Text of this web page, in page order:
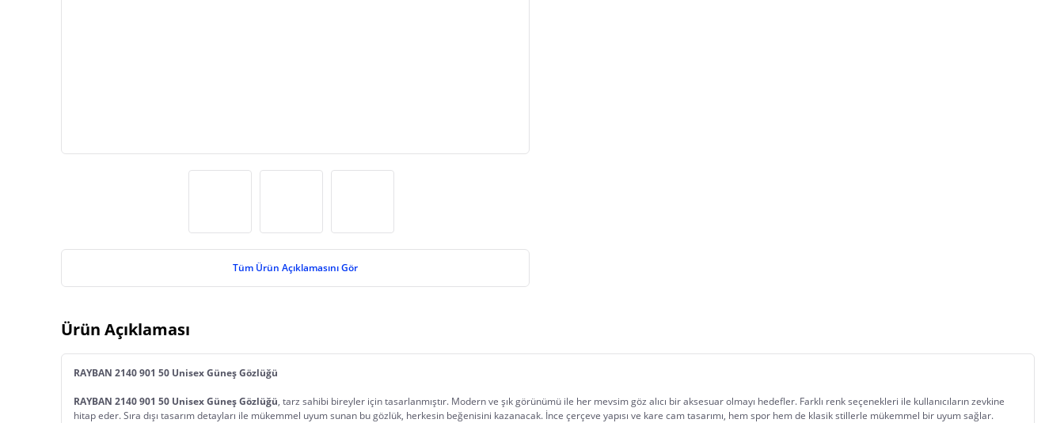
Tüm Ürün Açıklamasını Gör
Ürün Açıklaması
RAYBAN 2140 901 50 Unisex Güneş Gözlüğü
RAYBAN 2140 901 50 Unisex Güneş Gözlüğü, tarz sahibi bireyler için tasarlanmıştır. Modern ve şık görünümü ile her mevsim göz alıcı bir aksesuar olmayı hedefler. Farklı renk seçenekleri ile kullanıcıların zevkine
hitap eder. Sıra dışı tasarım detayları ile mükemmel uyum sunan bu gözlük, herkesin beğenisini kazanacak. İnce çerçeve yapısı ve kare cam tasarımı, hem spor hem de klasik stillerle mükemmel bir uyum sağlar.